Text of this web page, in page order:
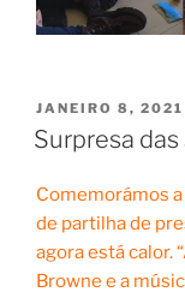
PUBLICADO
EM
JANEIRO 8, 2021
Surpresa
Comemorámos
de partilha de
agora está calor.
Browne e a